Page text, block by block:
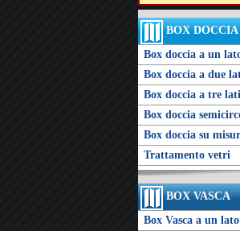
BOX DOCCIA
Box doccia a un
Box doccia a due
Box doccia a tre lati
Box doccia
Box doccia su
Trattamento vetri
BOX VASCA
Box Vasca a un lato